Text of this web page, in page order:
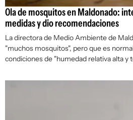
Ola de mosquitos en Maldonado:
medidas y dio recomendaciones
La directora de Medio Ambiente de
"muchos mosquitos", pero que es
condiciones de "humedad relativa alta y